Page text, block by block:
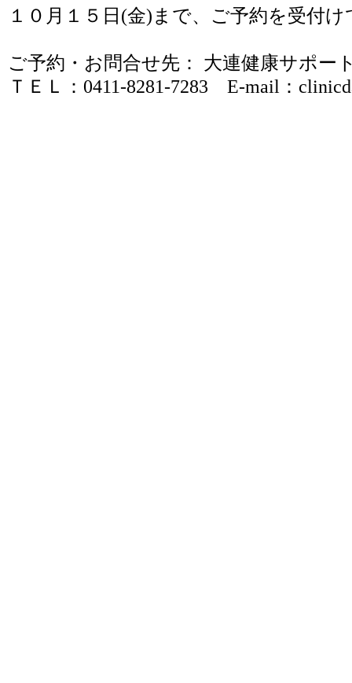
１０月１５日(金)まで、ご予約を受付
ご予約・お問合せ先： 大連健康サポー
ＴＥＬ：0411-8281-7283 E-mail：